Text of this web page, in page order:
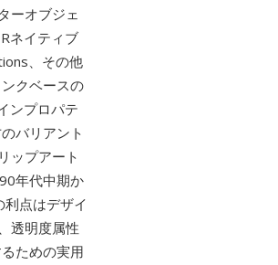
ーオブジェ
ネイティブ
、その他
クベースの
ンプロパテ
バリアント
ップアート
年代中期か
点はデザイ
透明度属性
ための実用